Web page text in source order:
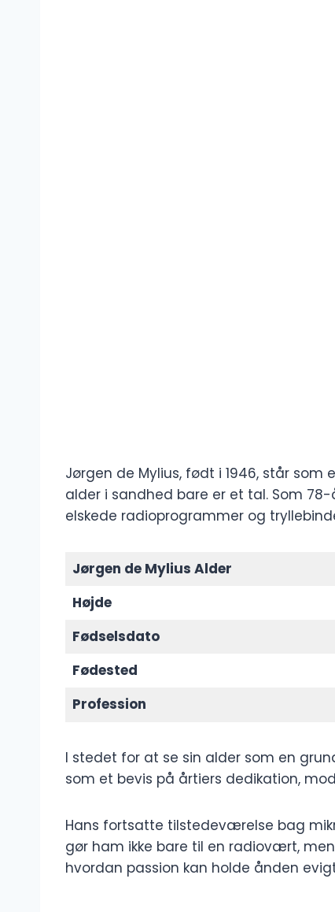
Jørgen de Mylius, født i 1946, står
alder i sandhed bare er et tal. Som
elskede radioprogrammer og
Jørgen de Mylius Alder
Højde
Fødselsdato
Fødested
Profession
I stedet for at se sin alder som en
som et bevis på årtiers dedikation,
Hans fortsatte tilstedeværelse bag
gør ham ikke bare til en radiovært,
hvordan passion kan holde ånden